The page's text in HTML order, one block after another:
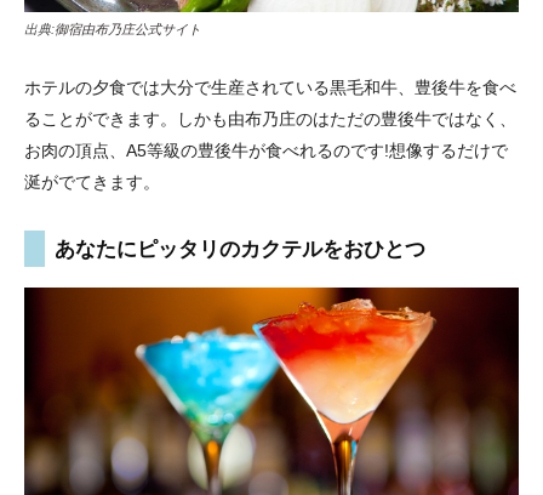
出典:御宿由布乃庄公式サイト
ホテルの夕食では大分で生産されている黒毛和牛、豊後牛を食べ
ることができます。しかも由布乃庄のはただの豊後牛ではなく、
お肉の頂点、A5等級の豊後牛が食べれるのです!想像するだけで
涎がでてきます。
あなたにピッタリのカクテルをおひとつ